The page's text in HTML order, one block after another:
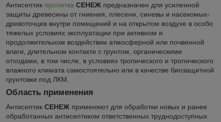
Антисептик пропитка СЕНЕЖ предназначен для усиленной
защиты древесины от гниения, плесени, синевы и насекомых-
древоточцев внутри помещений и на открытом воздухе в особо
тяжелых условиях эксплуатации при активном и
продолжительном воздействии атмосферной или почвенной
влаги, длительном контакте с грунтом, органическими
отходами, в том числе, в условиях тропического и тропического
влажного климата самостоятельно или в качестве биозащитной
грунтовки под ЛКМ.
Область применения
Антисептик СЕНЕЖ применяют для обработки новых и ранее
обработанных антисептиком ответственных труднодоступных